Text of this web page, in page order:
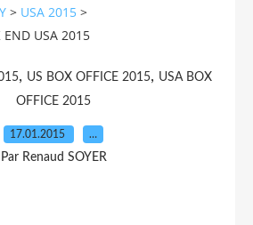
> USA 2015 >
END USA 2015
, US BOX OFFICE 2015, USA BOX
OFFICE 2015
17.01.2015 …
Par Renaud SOYER